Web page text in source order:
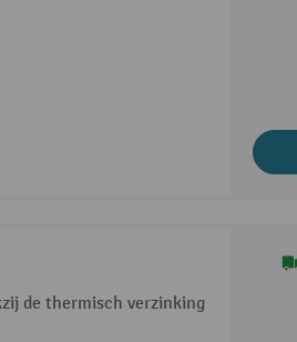
de thermisch verzinking